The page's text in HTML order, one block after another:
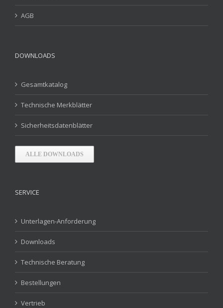
AGB
DOWNLOADS
Gesamtkatalog
Technische Merkblätter
Sicherheitsdatenblätter
ALLE DOWNLOADS
SERVICE
Unterlagen-Anforderung
Downloads
Technische Beratung
Bestellungen
Vertrieb